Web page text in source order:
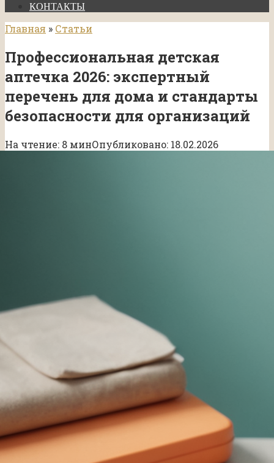
КОНТАКТЫ
Главная » Статьи
Профессиональная детская
аптечка 2026: экспертный
перечень для дома и стандарты
безопасности для организаций
На чтение: 8 минОпубликовано: 18.02.2026